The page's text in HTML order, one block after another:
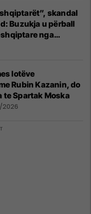
skandal
Buzukja u përball
nga
lotëve
Rubin Kazanin, do
te Spartak Moska